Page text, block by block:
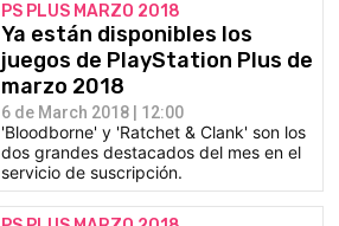
PS PLUS MARZO 2018
Ya están disponibles los
juegos de PlayStation Plus de
marzo 2018
6 de March 2018 | 12:00
'Bloodborne' y 'Ratchet & Clank' son los
dos grandes destacados del mes en el
servicio de suscripción.